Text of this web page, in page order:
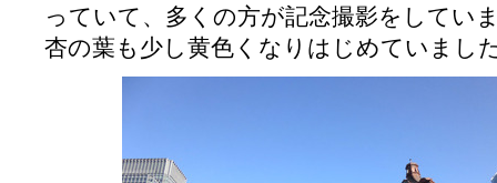
っていて、多くの方が記念撮影をしてい
杏の葉も少し黄色くなりはじめていまし